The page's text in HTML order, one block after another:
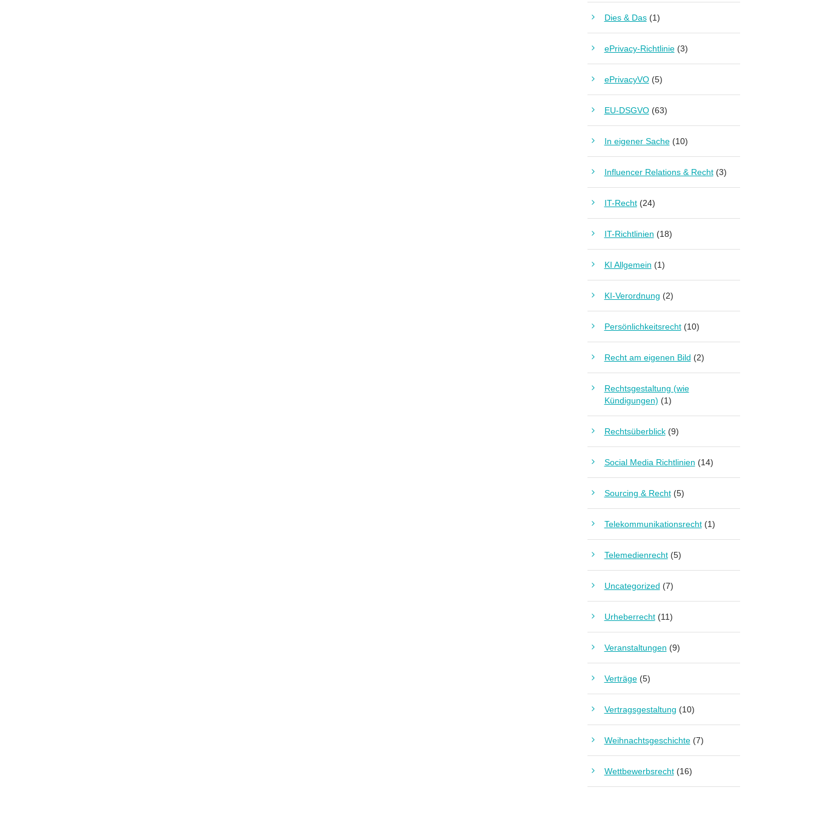
Dies & Das(1)
ePrivacy-Richtlinie(3)
ePrivacyVO(5)
EU-DSGVO(63)
In eigener Sache(10)
Influencer Relations & Recht(3)
IT-Recht(24)
IT-Richtlinien (18)
KI Allgemein (1)
KI-Verordnung (2)
Persönlichkeitsrecht(10)
Recht am eigenen Bild (2)
Rechtsgestaltung (wie
Kündigungen) (1)
Rechtsüberblick(9)
Social Media Richtlinien (14)
Sourcing & Recht(5)
Telekommunikationsrecht(1)
Telemedienrecht(5)
Uncategorized (7)
Urheberrecht(11)
Veranstaltungen (9)
Verträge(5)
Vertragsgestaltung (10)
Weihnachtsgeschichte(7)
Wettbewerbsrecht(16)